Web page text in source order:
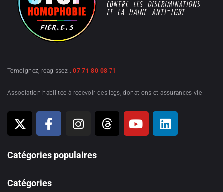
Témoignez, réagissez :07 71 80 08 71
Association habilitée à recevoir des legs, donations et assurances-vie
Catégories populaires
Catégories